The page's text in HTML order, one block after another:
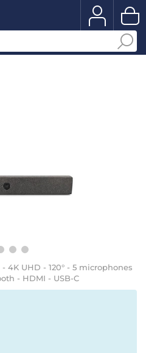
4K UHD - 120° - 5 microphones
- HDMI - USB-C